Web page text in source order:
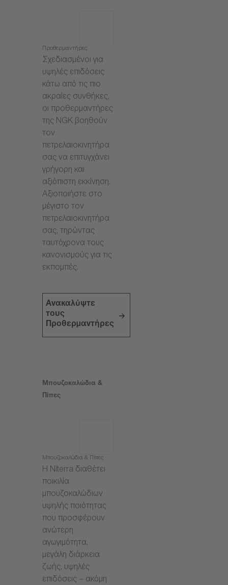
Προθερμαντήρες
Σχεδιασμένοι για
υψηλές επιδόσεις
κάτω από τις πιο
ακραίες συνθήκες,
οι προθερμαντήρες
της NGK βοηθούν
τον
πετρελαιοκινητήρα
σας να επιτυγχάνει
γρήγορη και
αξιόπιστη εκκίνηση.
Αξιοποιήστε στο
μέγιστο τον
πετρελαιοκινητήρα
σας, τηρώντας
ταυτόχρονα τους
κανονισμούς για τις
εκπομπές.
Ανακαλύψτε
τους
Προθερμαντήρες
Μπουζοκαλώδια &
Πίπες
Μπουζοκαλώδια & Πίπες
Η Niterra διαθέτει
ποικιλία
μπουζοκαλώδιων
υψηλής ποιότητας
που προσφέρουν
ανώτερη
αγωγιμότητα,
μεγάλη διάρκεια
ζωής, υψηλές
επιδόσεις – ακόμη